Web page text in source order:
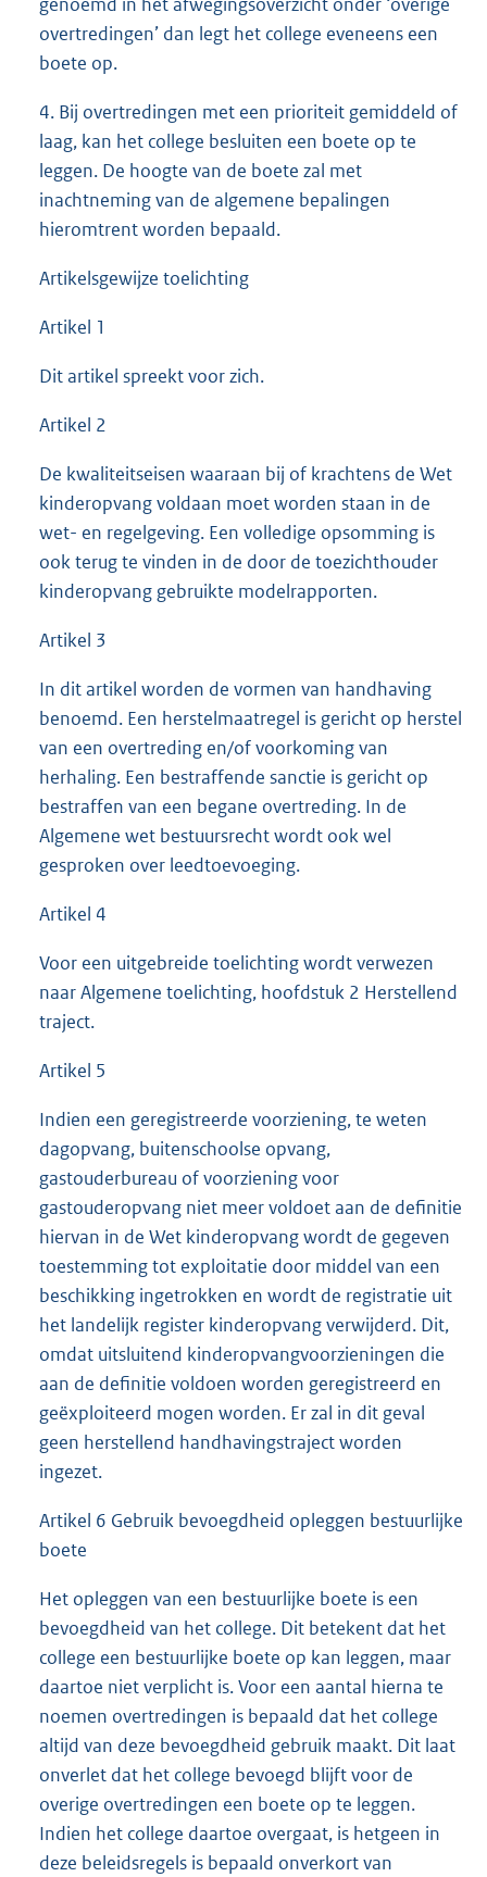
overtredingen’ dan legt het college eveneens een
boete op.
4. Bij overtredingen met een prioriteit gemiddeld of
laag, kan het college besluiten een boete op te
leggen. De hoogte van de boete zal met
inachtneming van de algemene bepalingen
hieromtrent worden bepaald.
Artikelsgewijze toelichting
Artikel 1
Dit artikel spreekt voor zich.
Artikel 2
De kwaliteitseisen waaraan bij of krachtens de Wet
kinderopvang voldaan moet worden staan in de
wet- en regelgeving. Een volledige opsomming is
ook terug te vinden in de door de toezichthouder
kinderopvang gebruikte modelrapporten.
Artikel 3
In dit artikel worden de vormen van handhaving
benoemd. Een herstelmaatregel is gericht op herstel
van een overtreding en/of voorkoming van
herhaling. Een bestraffende sanctie is gericht op
bestraffen van een begane overtreding. In de
Algemene wet bestuursrecht wordt ook wel
gesproken over leedtoevoeging.
Artikel 4
Voor een uitgebreide toelichting wordt verwezen
naar Algemene toelichting, hoofdstuk 2 Herstellend
traject.
Artikel 5
Indien een geregistreerde voorziening, te weten
dagopvang, buitenschoolse opvang,
gastouderbureau of voorziening voor
gastouderopvang niet meer voldoet aan de definitie
hiervan in de Wet kinderopvang wordt de gegeven
toestemming tot exploitatie door middel van een
beschikking ingetrokken en wordt de registratie uit
het landelijk register kinderopvang verwijderd. Dit,
omdat uitsluitend kinderopvangvoorzieningen die
aan de definitie voldoen worden geregistreerd en
geëxploiteerd mogen worden. Er zal in dit geval
geen herstellend handhavingstraject worden
ingezet.
Artikel 6 Gebruik bevoegdheid opleggen bestuurlijke
boete
Het opleggen van een bestuurlijke boete is een
bevoegdheid van het college. Dit betekent dat het
college een bestuurlijke boete op kan leggen, maar
daartoe niet verplicht is. Voor een aantal hierna te
noemen overtredingen is bepaald dat het college
altijd van deze bevoegdheid gebruik maakt. Dit laat
onverlet dat het college bevoegd blijft voor de
overige overtredingen een boete op te leggen.
Indien het college daartoe overgaat, is hetgeen in
deze beleidsregels is bepaald onverkort van